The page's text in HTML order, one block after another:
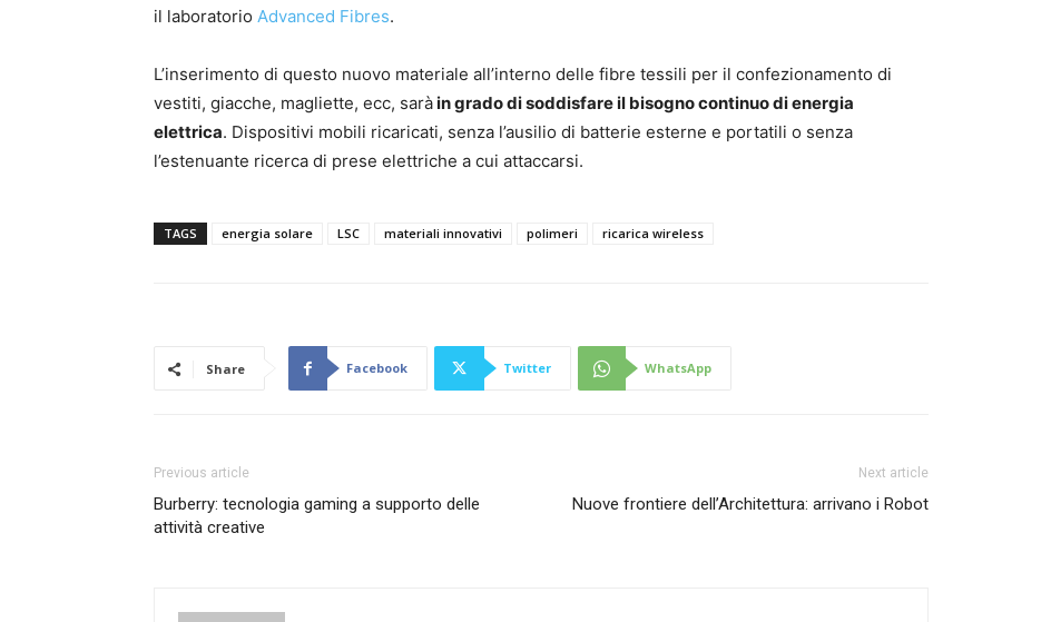
il laboratorio Advanced Fibres.
L’inserimento di questo nuovo materiale all’interno delle fibre tessili per il confezionamento di
vestiti, giacche, magliette, ecc, saràin grado di soddisfare il bisogno continuo di energia
elettrica. Dispositivi mobili ricaricati, senza l’ausilio di batterie esterne e portatili o senza
l’estenuante ricerca di prese elettriche a cui attaccarsi.
TAGS energia solare LSC materiali innovativi polimeri ricarica wireless
Share Facebook Twitter WhatsApp
Previous article
Burberry: tecnologia gaming a supporto delle
attività creative
Next article
Nuove frontiere dell’Architettura: arrivano i Robot